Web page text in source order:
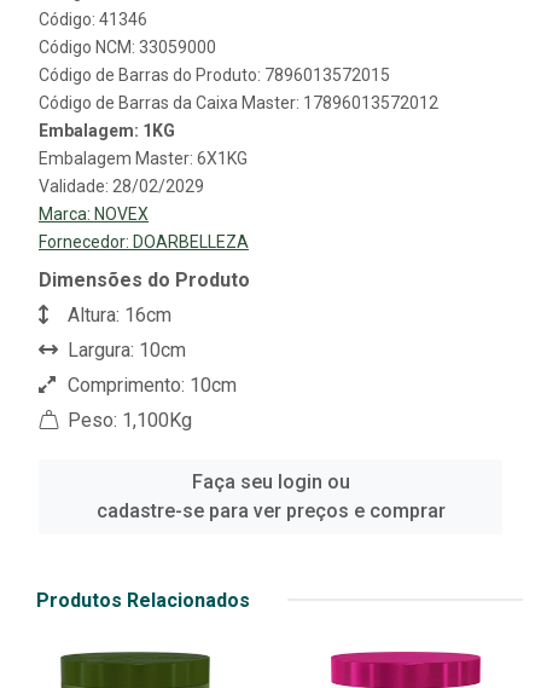
Código: 41346
Código NCM: 33059000
Código de Barras do Produto: 7896013572015
Código de Barras da Caixa Master: 17896013572012
Embalagem: 1KG
Embalagem Master: 6X1KG
Validade: 28/02/2029
Marca: NOVEX
Fornecedor: DOARBELLEZA
Dimensões do Produto
Altura: 16cm
Largura: 10cm
Comprimento: 10cm
Peso: 1,100Kg
Faça seu login ou
cadastre-se para ver preços e comprar
Produtos Relacionados